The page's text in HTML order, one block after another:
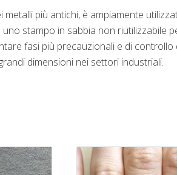
più antichi, è ampiamente
stampo in sabbia non riutilizzabile
fasi più precauzionali e di
dimensioni nei settori industriali.